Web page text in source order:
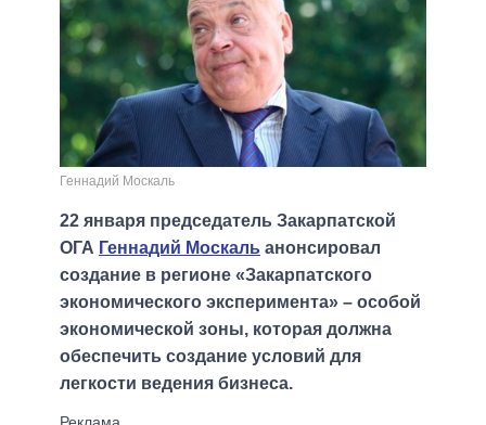
Геннадий Москаль
22 января председатель Закарпатской
ОГА Геннадий Москаль анонсировал
создание в регионе «Закарпатского
экономического эксперимента» – особой
экономической зоны, которая должна
обеспечить создание условий для
легкости ведения бизнеса.